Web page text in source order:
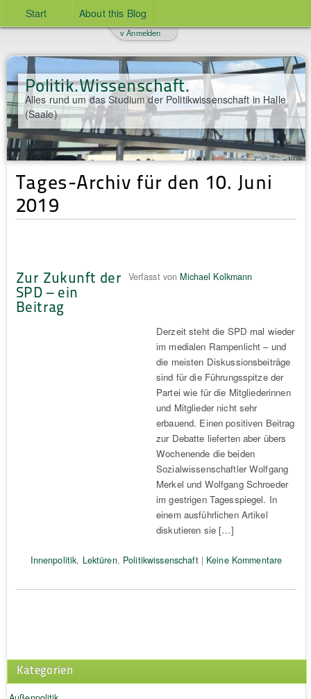
Start About this Blog
Politik.Wissenschaft.
Alles rund um das Studium der Politikwissenschaft in Halle
(Saale)
v Anmelden
Tages-Archiv für den 10. Juni
2019
Zur Zukunft der
SPD – ein
Beitrag
Verfasst von Michael Kolkmann
Derzeit steht die SPD mal wieder
im medialen Rampenlicht – und
die meisten Diskussionsbeiträge
sind für die Führungsspitze der
Partei wie für die Mitgliederinnen
und Mitglieder nicht sehr
erbauend. Einen positiven Beitrag
zur Debatte lieferten aber übers
Wochenende die beiden
Sozialwissenschaftler Wolfgang
Merkel und Wolfgang Schroeder
im gestrigen Tagesspiegel. In
einem ausführlichen Artikel
diskutieren sie […]
Innenpolitik, Lektüren, Politikwissenschaft| Keine Kommentare
Kategorien